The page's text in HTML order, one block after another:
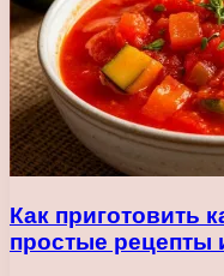
Как приготовить
простые рецепты